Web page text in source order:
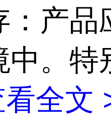
：产品
中。特
全文